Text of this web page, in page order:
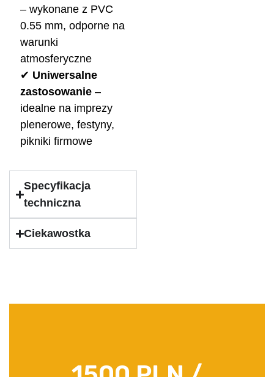
– wykonane z PVC
0.55 mm, odporne na
warunki
atmosferyczne
✔ Uniwersalne
zastosowanie –
idealne na imprezy
plenerowe, festyny,
pikniki firmowe
Specyfikacja
techniczna
Ciekawostka